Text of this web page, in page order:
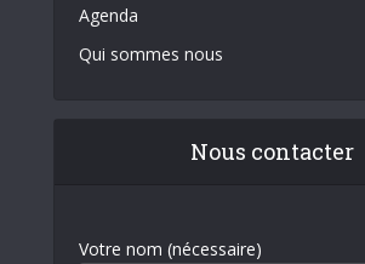
Agenda
Qui sommes nous
Nous contacter
Votre nom (nécessaire)